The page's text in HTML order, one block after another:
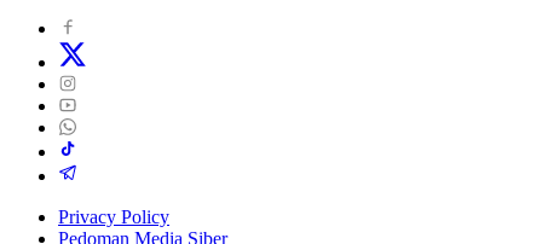
Privacy Policy
Pedoman Media Siber